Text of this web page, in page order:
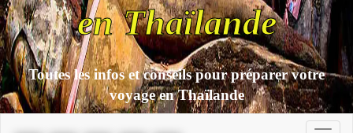
en Thaïlande
Toutes les infos et conseils pour préparer votre
voyage en Thaïlande